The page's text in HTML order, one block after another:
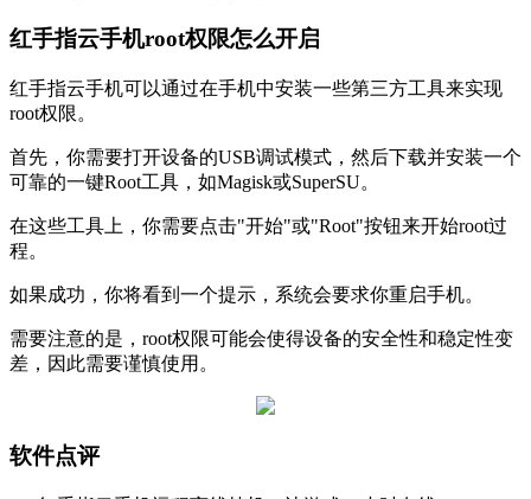
红手指云手机root权限怎么开启
红手指云手机可以通过在手机中安装一些第三方工具来实现
root权限。
首先，你需要打开设备的USB调试模式，然后下载并安装一个
可靠的一键Root工具，如Magisk或SuperSU。
在这些工具上，你需要点击"开始"或"Root"按钮来开始root过
程。
如果成功，你将看到一个提示，系统会要求你重启手机。
需要注意的是，root权限可能会使得设备的安全性和稳定性变
差，因此需要谨慎使用。
软件点评